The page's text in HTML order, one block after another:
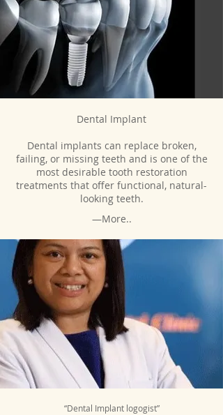
Dental Implant
Dental implants can replace broken,
failing, or missing teeth and is one of the
most desirable tooth restoration
treatments that offer functional, natural-
looking teeth.
—More..
“Dental Implant logogist”